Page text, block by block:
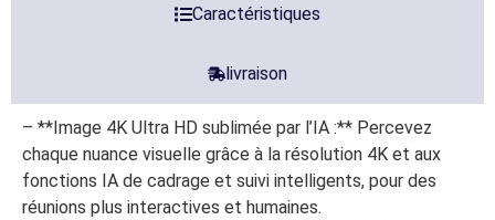
Caractéristiques
livraison
– **Image 4K Ultra HD sublimée par l’IA :** Percevez
chaque nuance visuelle grâce à la résolution 4K et aux
fonctions IA de cadrage et suivi intelligents, pour des
réunions plus interactives et humaines.